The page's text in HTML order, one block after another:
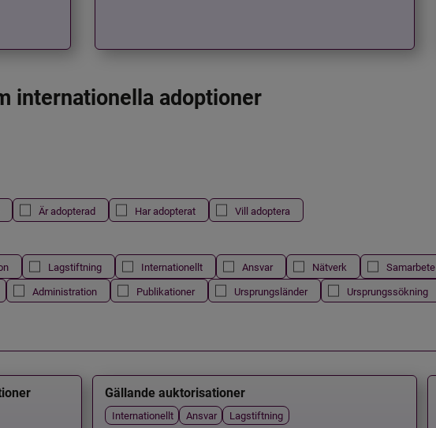
internationella adoptioner
Är adopterad Har adopterat Vill adoptera
Lagstiftning Internationellt Ansvar Nätverk Samarbete
Administration Publikationer Ursprungsländer Ursprungssökning
Gällande auktorisationer
Internationellt Ansvar
Lagstiftning